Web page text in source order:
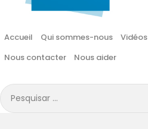
Accueil Qui sommes-nous Vidéos
Nous contacter
Nous aider
Pesquisar
por:
Vidéos
Boutique